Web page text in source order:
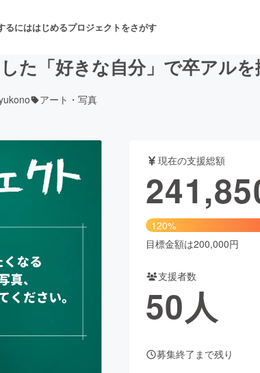
るにははじめるプロジェクトをさがす
舞台・パフォーマンス
フード・飲食店
ビューティー・ヘルスケア
た「好きな自分」で卒アル
アート・写真
現在の支援総額
120%
目標金額は200,000円
支援者数
50人
募集終了まで残り